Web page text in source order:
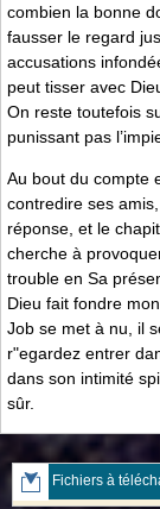
combien la bonne
fausser le regard
accusations
peut tisser avec
On reste toutefois
punissant pas
Au bout du compte
contredire ses
réponse, et le
cherche à
trouble en Sa
Dieu fait fondre
Job se met à nu, il
r"egardez entrer
dans son intimité
sûr.
Fichiers à